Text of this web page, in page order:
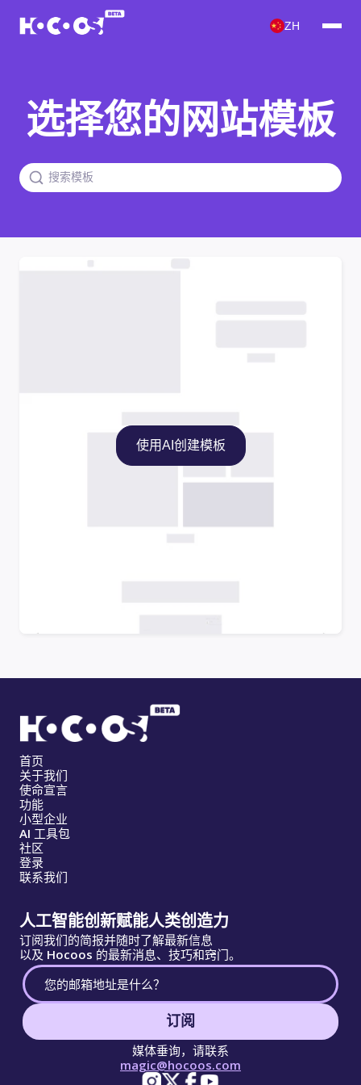
ZH
选择您的网站模板
使用AI创建模板
首页
关于我们
使命宣言
功能
小型企业
AI 工具包
社区
登录
联系我们
人工智能创新赋能人类创造力
订阅我们的简报并随时了解最新信息
以及 Hocoos 的最新消息、技巧和窍门。
订阅
媒体垂询，请联系
magic@hocoos.com